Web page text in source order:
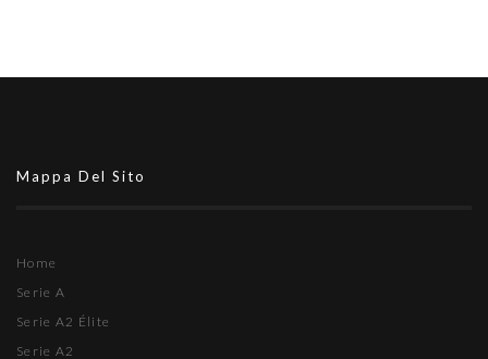
Mappa Del Sito
Home
Serie A
Serie A2 Élite
Serie A2